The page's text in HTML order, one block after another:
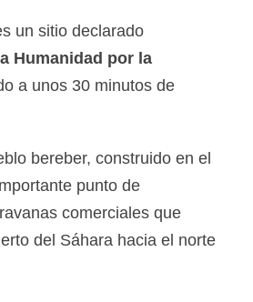
un sitio declarado
Humanidad por la
a unos 30 minutos de
bereber, construido en el
punto de
comerciales que
del Sáhara hacia el norte